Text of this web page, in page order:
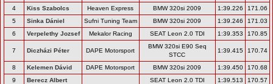
4
Kiss Szabolcs Heaven Express BMW 320si 2009 1:39.226
171.06
5
Sinka Dániel Sufni Tuning Team BMW 320si 2009 1:39.246
171.03
6
Verpelethy Jozsef Mekalor Racing SEAT Leon 2.0 TDI 1:39.353 170.85
7 Diczházi Péter DAPE Motorsport
BMW 320si E90 Seq
STCC
1:39.415 170.74
8 Kelemen Dávid DAPE Motorsport BMW 320si 2009 1:39.450
170.68
9
Berecz Albert SEAT Leon 2.0 TDI 1:39.513
170.57